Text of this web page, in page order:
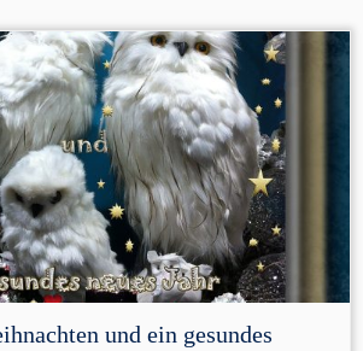
und ein gesundes